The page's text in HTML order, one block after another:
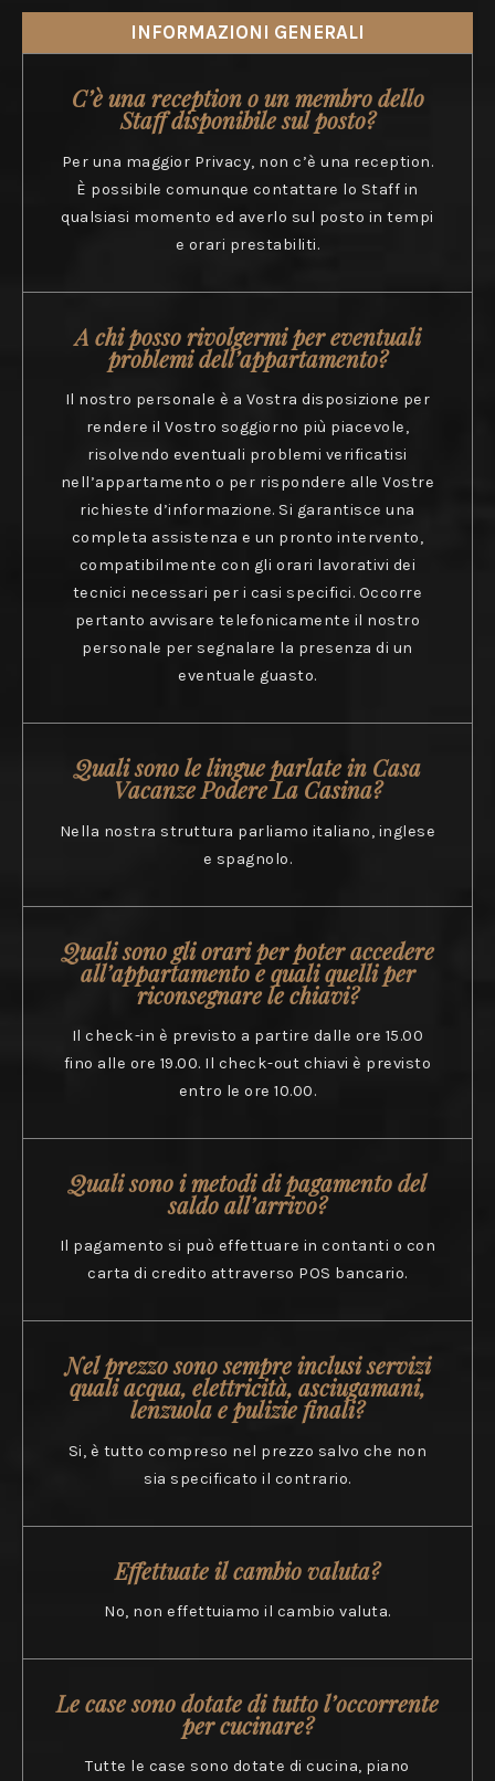
INFORMAZIONI GENERALI
C’è una reception o un membro dello
Staff disponibile sul posto?
Per una maggior Privacy, non c’è una reception.
È possibile comunque contattare lo Staff in
qualsiasi momento ed averlo sul posto in tempi
e orari prestabiliti.
A chi posso rivolgermi per eventuali
problemi dell’appartamento?
Il nostro personale è a Vostra disposizione per
rendere il Vostro soggiorno più piacevole,
risolvendo eventuali problemi verificatisi
nell’appartamento o per rispondere alle Vostre
richieste d’informazione. Si garantisce una
completa assistenza e un pronto intervento,
compatibilmente con gli orari lavorativi dei
tecnici necessari per i casi specifici. Occorre
pertanto avvisare telefonicamente il nostro
personale per segnalare la presenza di un
eventuale guasto.
Quali sono le lingue parlate in Casa
Vacanze Podere La Casina?
Nella nostra struttura parliamo italiano, inglese
e spagnolo.
Quali sono gli orari per poter accedere
all’appartamento e quali quelli per
riconsegnare le chiavi?
Il check-in è previsto a partire dalle ore 15.00
fino alle ore 19.00. Il check-out chiavi è previsto
entro le ore 10.00.
Quali sono i metodi di pagamento del
saldo all’arrivo?
Il pagamento si può effettuare in contanti o con
carta di credito attraverso POS bancario.
Nel prezzo sono sempre inclusi servizi
quali acqua, elettricità, asciugamani,
lenzuola e pulizie finali?
Si, è tutto compreso nel prezzo salvo che non
sia specificato il contrario.
Effettuate il cambio valuta?
No, non effettuiamo il cambio valuta.
Le case sono dotate di tutto l’occorrente
per cucinare?
Tutte le case sono dotate di cucina, piano